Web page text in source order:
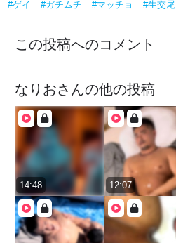
#ゲイ #ガチムチ #マッチョ #生交尾
この投稿へのコメント
なりおさんの他の投稿
14:48 12:07